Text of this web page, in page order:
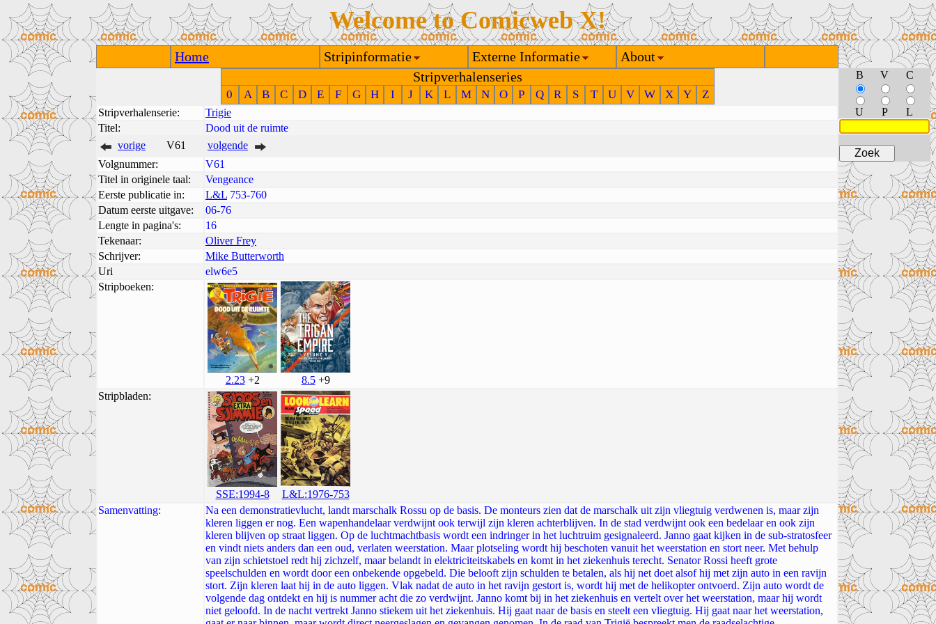
Welcome to Comicweb X!
Home Stripinformatie Externe Informatie
About
Stripverhalenseries
0 A B C D E F G H I J K L M N O P Q R S T U V W X Y Z
Stripverhalenserie:
Trigie
Titel:
Dood uit de ruimte
vorige
V61
volgende
Volgnummer:
V61
Titel in originele taal:
Vengeance
Eerste publicatie in:
L&L 753-760
Datum eerste uitgave:
06-76
Lengte in pagina's:
16
Tekenaar:
Oliver Frey
Schrijver:
Mike Butterworth
Uri
elw6e5
Stripboeken:
2.23+2 8.5+9
Stripbladen:
SSE:1994-8
L&L:1976-753
Samenvatting:
Na een demonstratievlucht, landt marschalk Rossu op de basis. De monteurs zien dat de marschalk uit zijn vliegtuig verdwenen is, maar zijn
kleren liggen er nog. Een wapenhandelaar verdwijnt ook terwijl zijn kleren achterblijven. In de stad verdwijnt ook een bedelaar en ook zijn
kleren blijven op straat liggen. Op de luchtmachtbasis wordt een indringer in het luchtruim gesignaleerd. Janno gaat kijken in de sub-stratosfeer
en vindt niets anders dan een oud, verlaten weerstation. Maar plotseling wordt hij beschoten vanuit het weerstation en stort neer. Met behulp
van zijn schietstoel redt hij zichzelf, maar belandt in elektriciteitskabels en komt in het ziekenhuis terecht. Senator Rossi heeft grote
speelschulden en wordt door een onbekende opgebeld. Die belooft zijn schulden te betalen, als hij net doet alsof hij met zijn auto in een ravijn
stort. Zijn kleren laat hij in de auto liggen. Vlak nadat de auto in het ravijn gestort is, wordt hij met de helikopter ontvoerd. Zijn auto wordt de
volgende dag ontdekt en hij is nummer acht die zo verdwijnt. Janno komt bij in het ziekenhuis en vertelt over het weerstation, maar hij wordt
niet geloofd. In de nacht vertrekt Janno stiekem uit het ziekenhuis. Hij gaat naar de basis en steelt een vliegtuig. Hij gaat naar het weerstation,
B V C
U P L